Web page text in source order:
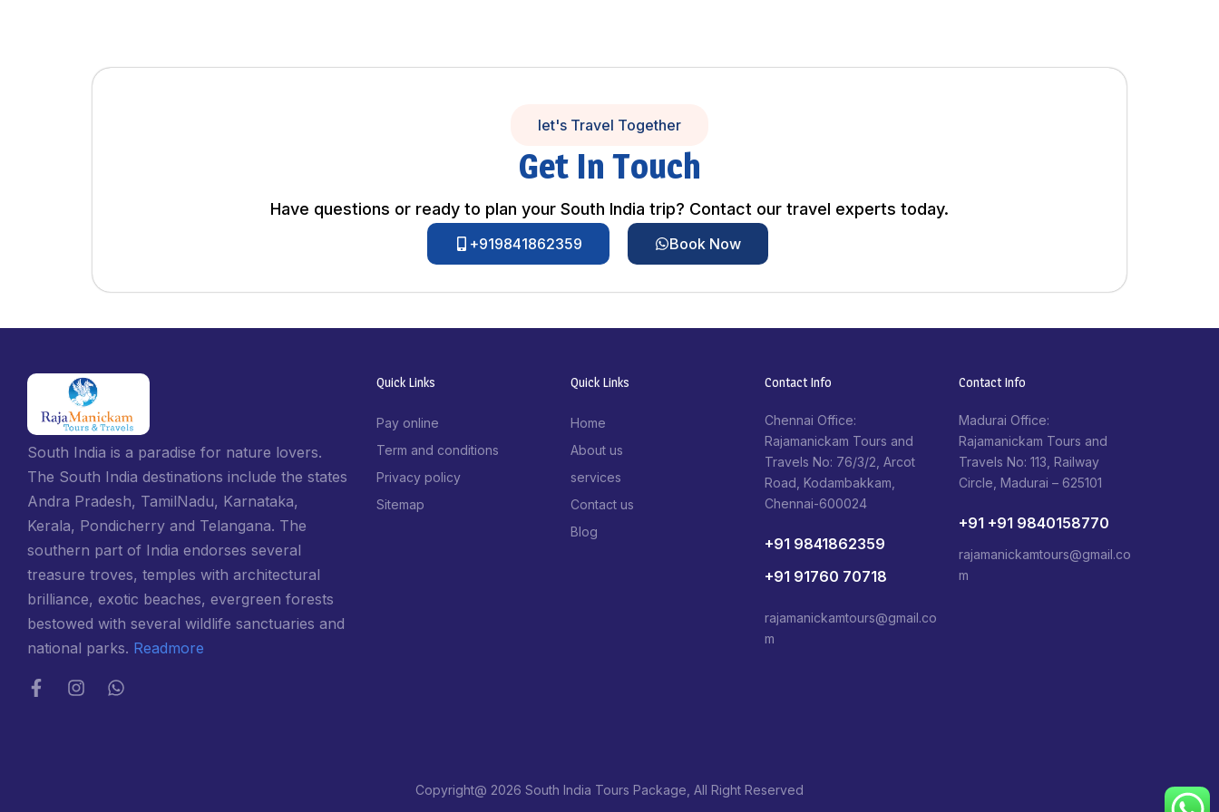
let's Travel Together
Get In Touch
Have questions or ready to plan your South India trip? Contact our travel experts today.
+919841862359 Book Now
South India is a paradise for nature lovers.
The South India destinations include the states
Andra Pradesh, TamilNadu, Karnataka,
Kerala, Pondicherry and Telangana. The
southern part of India endorses several
treasure troves, temples with architectural
brilliance, exotic beaches, evergreen forests
bestowed with several wildlife sanctuaries and
national parks. Readmore
Quick Links
Pay online
Term and conditions
Privacy policy
Sitemap
Quick Links
Home
About us
services
Contact us
Blog
Contact Info​
Chennai Office:
Rajamanickam Tours and
Travels No: 76/3/2, Arcot
Road, Kodambakkam,
Chennai-600024
+91 9841862359
+91 91760 70718
rajamanickamtours@gmail.co
m
Contact Info​
Madurai Office:
Rajamanickam Tours and
Travels No: 113, Railway
Circle, Madurai – 625101
+91 +91 9840158770
rajamanickamtours@gmail.co
m
Copyright@ 2026 South India Tours Package, All Right Reserved